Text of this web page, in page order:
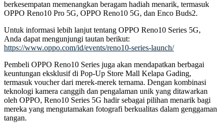
berkesempatan memenangkan beragam hadiah menarik, termasuk
OPPO Reno10 Pro 5G, OPPO Reno10 5G, dan Enco Buds2.
Untuk informasi lebih lanjut tentang OPPO Reno10 Series 5G,
Anda dapat mengunjungi tautan berikut:
https://www.oppo.com/id/events/reno10-series-launch/
Pembeli OPPO Reno10 Series juga akan mendapatkan berbagai
keuntungan eksklusif di Pop-Up Store Mall Kelapa Gading,
termasuk voucher dari merek-merek ternama. Dengan kombinasi
teknologi kamera canggih dan pengalaman unik yang ditawarkan
oleh OPPO, Reno10 Series 5G hadir sebagai pilihan menarik bagi
mereka yang mengutamakan fotografi berkualitas dalam genggaman
tangan.